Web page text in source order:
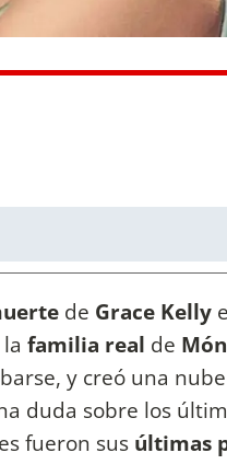
de Grace Kelly
familia real de
y creó una
duda sobre los
fueron sus últimas